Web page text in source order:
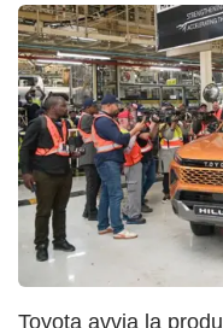
Toyota avvia la